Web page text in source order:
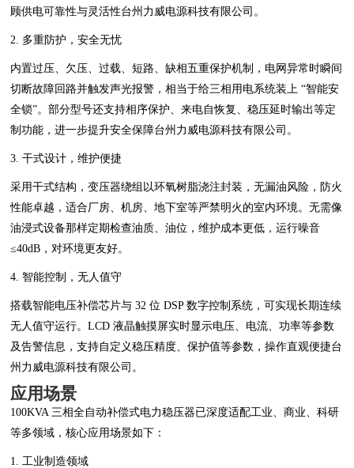
顾供电可靠性与灵活性台州力威电源科技有限公司。
2. 多重防护，安全无忧
内置过压、欠压、过载、短路、缺相五重保护机制，电网异常时瞬间
切断故障回路并触发声光报警，相当于给三相用电系统装上 “智能安
全锁”。部分型号还支持相序保护、来电自恢复、稳压延时输出等定
制功能，进一步提升安全保障台州力威电源科技有限公司。
3. 干式设计，维护便捷
采用干式结构，变压器绕组以环氧树脂浇注封装，无漏油风险，防火
性能卓越，适合厂房、机房、地下室等严禁明火的室内环境。无需像
油浸式设备那样定期检查油质、油位，维护成本更低，运行噪音
≤40dB，对环境更友好。
4. 智能控制，无人值守
搭载智能电压补偿芯片与 32 位 DSP 数字控制系统，可实现长期连续
无人值守运行。LCD 液晶触摸屏实时显示电压、电流、功率等参数
及告警信息，支持自定义稳压精度、保护值等参数，操作直观便捷台
州力威电源科技有限公司。
应用场景
100KVA 三相全自动补偿式电力稳压器已深度适配工业、商业、科研
等多领域，核心应用场景如下：
1. 工业制造领域